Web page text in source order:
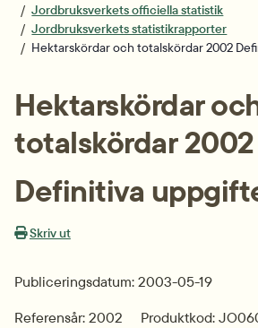
Jordbruksverkets officiella statistik
Jordbruksverkets statistikrapporter
Hektarskördar och totalskördar 2002
Hektarskördar
totalskördar 2002
Definitiva
Skriv ut
Publiceringsdatum: 2003-05-19
Referensår: 2002
Produktkod: